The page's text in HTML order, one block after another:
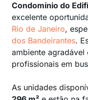
Condomínio do
excelente
Rio de Janeiro,
dos Bandeirantes.
ambiente
profissionais em
As unidades